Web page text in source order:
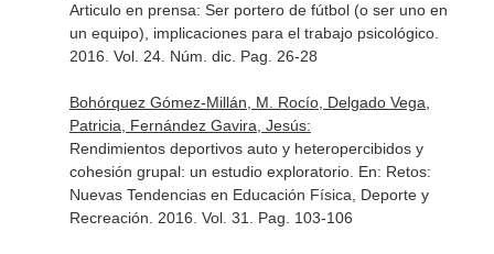
Articulo en prensa: Ser portero de fútbol (o ser uno en
un equipo), implicaciones para el trabajo psicológico.
2016. Vol. 24. Núm. dic. Pag. 26-28
Bohórquez Gómez-Millán, M. Rocío, Delgado Vega,
Patricia, Fernández Gavira, Jesús:
Rendimientos deportivos auto y heteropercibidos y
cohesión grupal: un estudio exploratorio. En: Retos:
Nuevas Tendencias en Educación Física, Deporte y
Recreación . 2016. Vol. 31. Pag. 103-106